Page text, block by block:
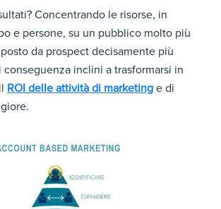
Concentrando le risorse, in
e persone, su un pubblico molto più
da prospect decisamente più
conseguenza inclini a trasformarsi in
ROI delle attività di marketing e di